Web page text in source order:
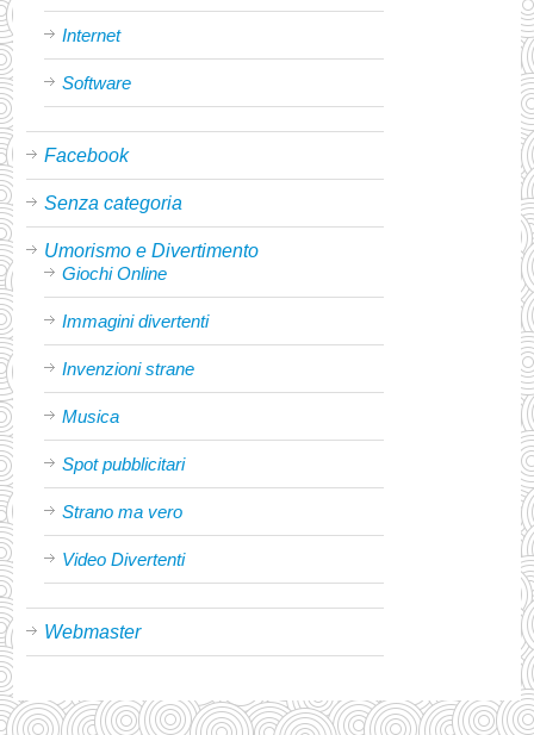
Internet
Software
Facebook
Senza categoria
Umorismo e Divertimento
Giochi Online
Immagini divertenti
Invenzioni strane
Musica
Spot pubblicitari
Strano ma vero
Video Divertenti
Webmaster